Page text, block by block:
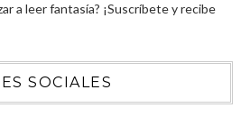
a leer fantasía? ¡Suscríbete y recibe
SOCIALES